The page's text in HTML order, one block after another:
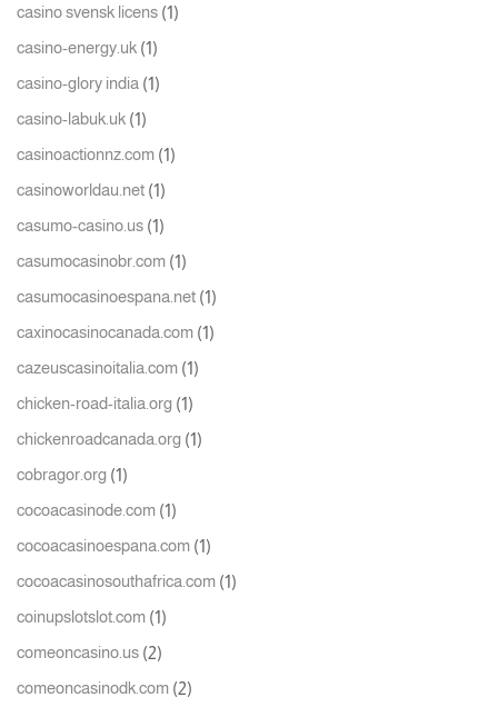
casino svensk licens (1)
casino-energy.uk (1)
casino-glory india (1)
casino-labuk.uk (1)
casinoactionnz.com (1)
casinoworldau.net (1)
casumo-casino.us (1)
casumocasinobr.com (1)
casumocasinoespana.net (1)
caxinocasinocanada.com (1)
cazeuscasinoitalia.com (1)
chicken-road-italia.org (1)
chickenroadcanada.org (1)
cobragor.org (1)
cocoacasinode.com (1)
cocoacasinoespana.com (1)
cocoacasinosouthafrica.com (1)
coinupslotslot.com (1)
comeoncasino.us (2)
comeoncasinodk.com (2)